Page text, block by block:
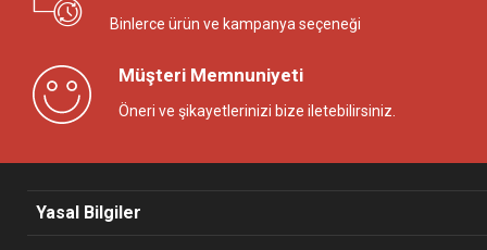
Binlerce ürün ve kampanya seçeneği
Müşteri Memnuniyeti
Öneri ve şikayetlerinizi bize iletebilirsiniz.
Yasal Bilgiler